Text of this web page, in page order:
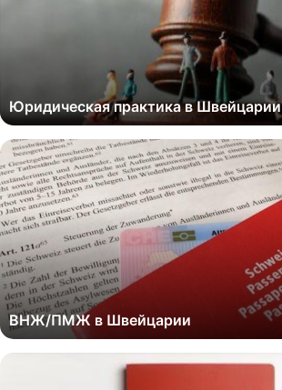
Юридическая практика в Швейцарии
ВНЖ/ПМЖ в Швейцарии